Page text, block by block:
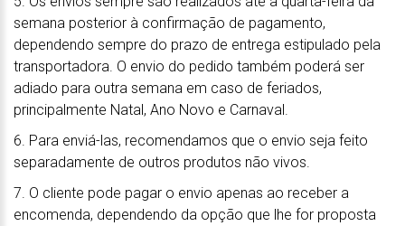
semana posterior à confirmação de pagamento,
dependendo sempre do prazo de entrega estipulado pela
transportadora. O envio do pedido também poderá ser
adiado para outra semana em caso de feriados,
principalmente Natal, Ano Novo e Carnaval.
6. Para enviá-las, recomendamos que o envio seja feito
separadamente de outros produtos não vivos.
7. O cliente pode pagar o envio apenas ao receber a
encomenda, dependendo da opção que lhe for proposta